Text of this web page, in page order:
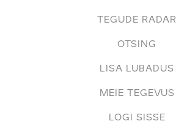
TEGUDE RADAR
OTSING
LISA LUBADUS
MEIE TEGEVUS
LOGI SISSE